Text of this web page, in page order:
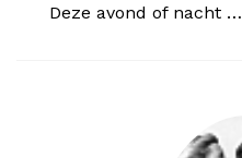
Deze avond of nacht …